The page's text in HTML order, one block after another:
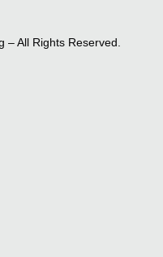
All Rights Reserved.